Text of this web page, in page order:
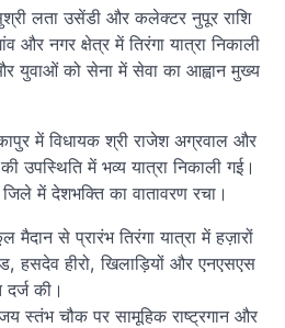
लता उसेंडी और कलेक्टर नुपूर राशि
और नगर क्षेत्र में तिरंगा यात्रा निकाली
युवाओं को सेना में सेवा का आह्वान मुख्य
में विधायक श्री राजेश अग्रवाल और
उपस्थिति में भव्य यात्रा निकाली गई।
में देशभक्ति का वातावरण रचा।
मैदान से प्रारंभ तिरंगा यात्रा में हज़ारों
हसदेव हीरो, खिलाड़ियों और एनएसएस
की।
स्तंभ चौक पर सामूहिक राष्ट्रगान और